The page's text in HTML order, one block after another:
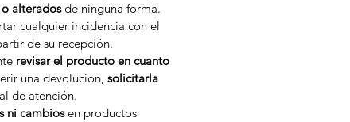
alteradosde ninguna forma.
cualquier incidencia con el
de su recepción.
revisar el producto en cuanto
una devolución, solicitarla
de atención.
ni cambiosen productos